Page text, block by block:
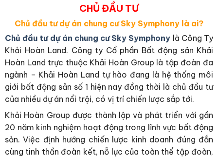
CHỦ ĐẦU TƯ
Chủ đầu tư dự án chung cư Sky Symphony là ai?
Chủ đầu tư dự án chung cư Sky Symphony là Công Ty
Khải Hoàn Land. Công ty Cổ phần Bất động sản Khải
Hoàn Land trực thuộc Khải Hoàn Group là tập đoàn đa
ngành – Khải Hoàn Land tự hào đang là hệ thống môi
giới bất động sản số 1 hiện nay đồng thời là chủ đầu tư
của nhiều dự án nổi trội, có vị trí chiến lược sắp tới.
Khải Hoàn Group được thành lập và phát triển với gần
20 năm kinh nghiệm hoạt động trong lĩnh vực bất động
sản. Việc định hướng chiến lược kinh doanh đúng đắn
cùng tinh thần đoàn kết, nỗ lực của toàn thể tập đoàn,